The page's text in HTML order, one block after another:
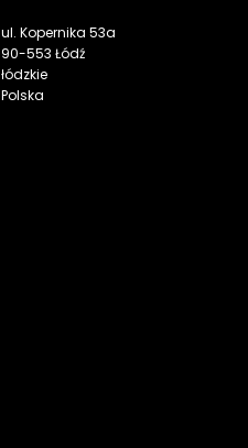
ul. Kopernika 53a
90-553 Łódź
łódzkie
Polska